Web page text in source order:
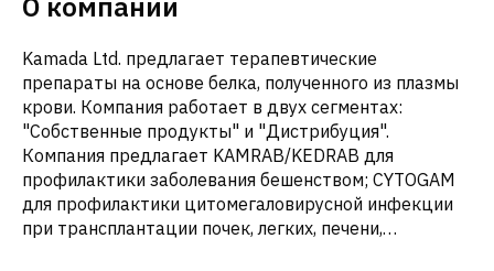
Kamada Ltd. предлагает терапевтические
препараты на основе белка, полученного из плазмы
крови. Компания работает в двух сегментах:
"Собственные продукты" и "Дистрибуция".
Компания предлагает KAMRAB/KEDRAB для
профилактики заболевания бешенством; CYTOGAM
для профилактики цитомегаловирусной инфекции
при трансплантации почек, легких, печени,